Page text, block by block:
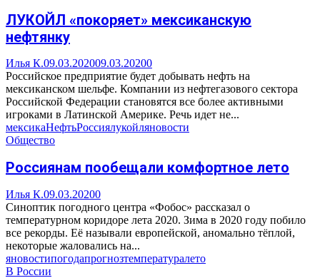
ЛУКОЙЛ «покоряет» мексиканскую
нефтянку
Илья К.09.03.202009.03.20200
Российское предприятие будет добывать нефть на
мексиканском шельфе. Компании из нефтегазового сектора
Российской Федерации становятся все более активными
игроками в Латинской Америке. Речь идет не...
мексикаНефтьРоссиялукойляновости
Общество
Россиянам пообещали комфортное лето
Илья К.09.03.20200
Синоптик погодного центра «Фобос» рассказал о
температурном коридоре лета 2020. Зима в 2020 году побило
все рекорды. Её называли европейской, аномально тёплой,
некоторые жаловались на...
яновостипогодапрогнозтемпературалето
В России